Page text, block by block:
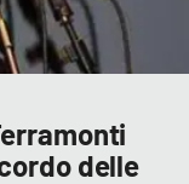
delle